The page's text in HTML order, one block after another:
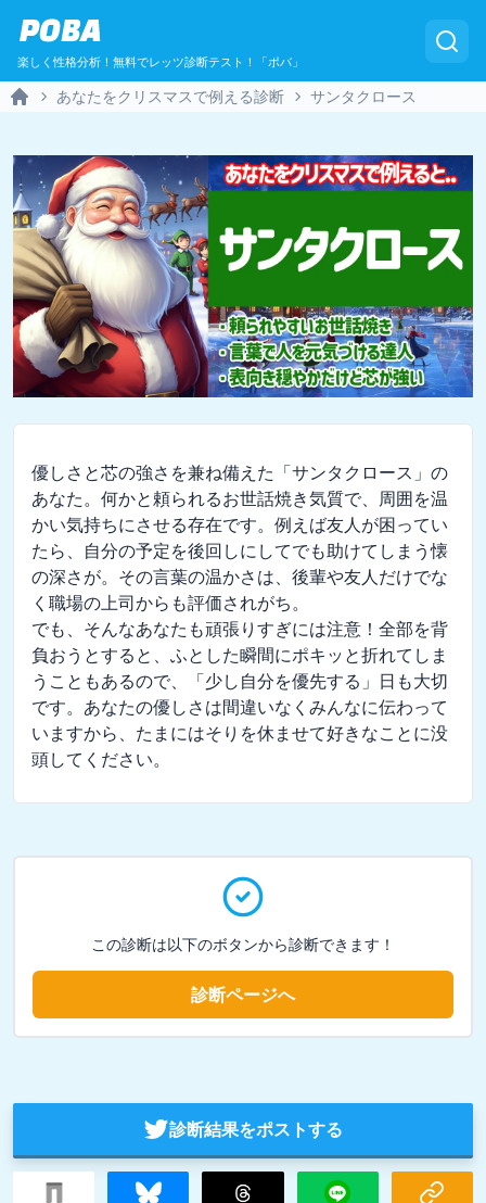
POBA
楽しく性格分析！無料でレッツ診断テスト！「ポバ」
あなたをクリスマスで例える診断 サンタクロース
優しさと芯の強さを兼ね備えた「サンタクロース」の
あなた。何かと頼られるお世話焼き気質で、周囲を温
かい気持ちにさせる存在です。例えば友人が困ってい
たら、自分の予定を後回しにしてでも助けてしまう懐
の深さが。その言葉の温かさは、後輩や友人だけでな
く職場の上司からも評価されがち。
でも、そんなあなたも頑張りすぎには注意！全部を背
負おうとすると、ふとした瞬間にポキッと折れてしま
うこともあるので、「少し自分を優先する」日も大切
です。あなたの優しさは間違いなくみんなに伝わって
いますから、たまにはそりを休ませて好きなことに没
頭してください。
この診断は以下のボタンから診断できます！
診断ページへ
診断結果をポストする